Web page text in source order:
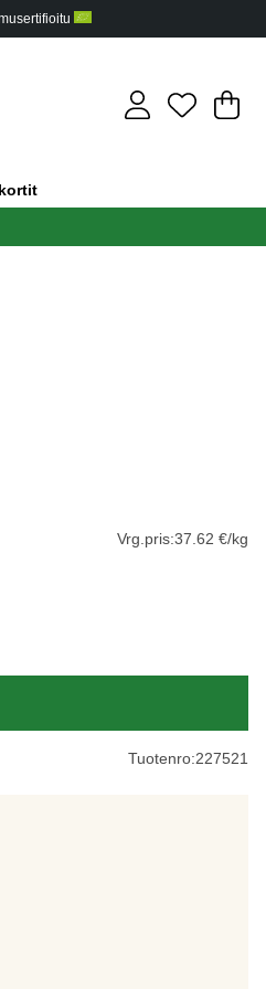
.
Vrg.pris:37.62 €/kg
Tuotenro:227521